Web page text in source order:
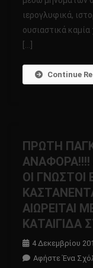
ιερογλυφικά,
ουσιαστικά
Continue
ΠΡΩΤΗ
ΑΝΑΦΟΡΑ!!!!
OΙ
ΑΙΩΡΕΙΤΑΙ
ΚΑΤΑΙΓΙΔΑ
4 Δεκεμβρίου
Αφήστε Ένα